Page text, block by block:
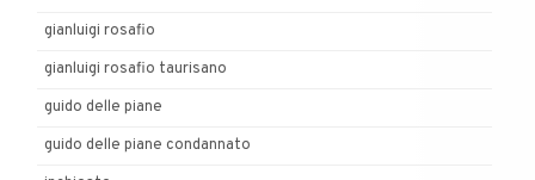
gianluigi rosafio
gianluigi rosafio taurisano
guido delle piane
guido delle piane condannato